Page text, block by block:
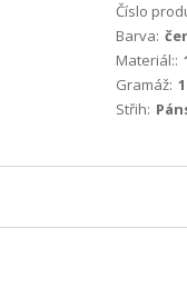
Číslo
Barva:
Materiál::
Gramáž:
Střih: